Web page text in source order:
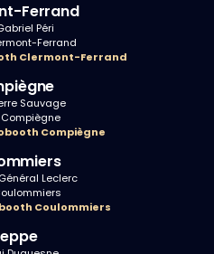
Ferrand
Péri
Ferrand
Clermont-Ferrand
Sauvage
Compiègne
Leclerc
Coulommiers